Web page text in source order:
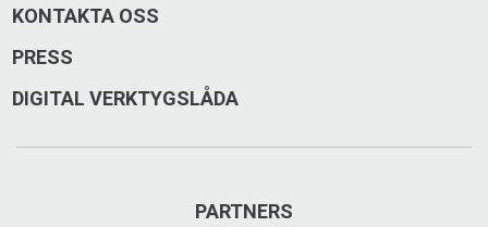
KONTAKTA OSS
PRESS
DIGITAL VERKTYGSLÅDA
PARTNERS